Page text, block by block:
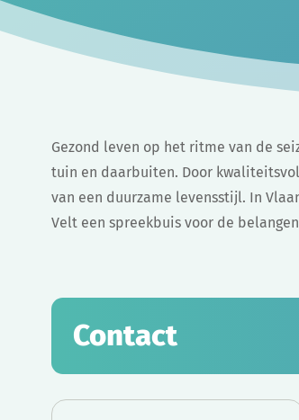
Gezond leven op het ritme van de
tuin en daarbuiten. Door
van een duurzame levensstijl. In
Velt een spreekbuis voor de
Contact